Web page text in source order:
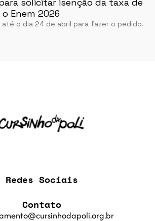
Enem 2026
o dia 24 de abril para fazer o pedido.
Contato
Redes Sociais